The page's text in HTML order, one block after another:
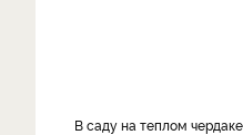
В саду на теплом